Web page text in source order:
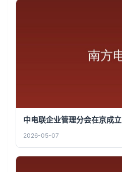
中电联企业管理分会在京成立
2026-05-07